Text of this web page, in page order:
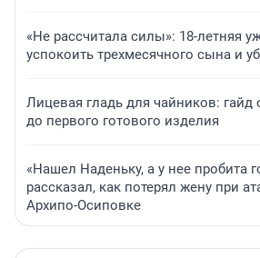
«Не рассчитала силы»: 18-летняя
успокоить трехмесячного сына и
Лицевая гладь для чайников: гайд
до первого готового изделия
«Нашел Наденьку, а у нее пробита
рассказал, как потерял жену при
Архипо-Осиповке